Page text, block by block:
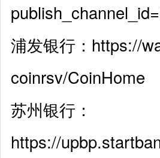
浦发银行：https://
coinrsv/CoinHome
苏州银行：
https://